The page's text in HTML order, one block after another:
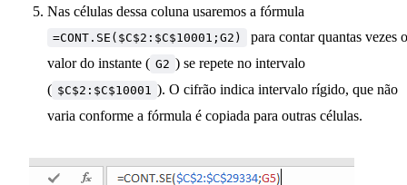
Nas células dessa coluna usaremos a fórmula
=CONT.SE($C$2:$C$10001;G2)
para contar quantas vezes o
valor do instante ( G2 ) se repete no intervalo
( $C$2:$C$10001 ). O cifrão indica intervalo rígido, que não
varia conforme a fórmula é copiada para outras células.